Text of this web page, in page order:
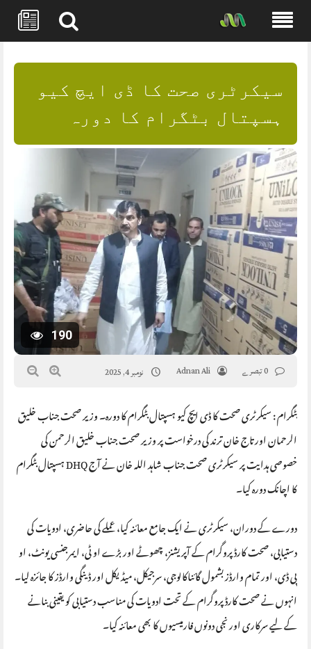
content
سیکرٹری صحت کا ڈی ایچ کیو
ہسپتال بٹگرام کا دورہ
190
Adnan Ali نومبر 4, 2025
بٹگرام : سیکرٹری صحت کا ڈی ایچ کیو ہسپتال بٹگرام کا دورہ۔ وزیر صحت جناب خلیق
الرحمان اور تاج خان ترند کی درخواست پر وزیر صحت جناب خلیق الرحمن کی
خصوصی ہدایت پر سیکرٹری صحت جناب شاہد اللہ خان نے آج DHQ ہسپتال بٹگرام
کا اچانک دورہ کیا۔
دورے کے دوران، سیکرٹری نے ایک جامع معائنہ کیا، عملے کی حاضری، ادویات کی
دستیابی، صحت کارڈ پروگرام کے آپریشنز، چھوٹے اور بڑے او ٹی، ایمرجنسی یونٹ، او
پی ڈی، اور تمام وارڈز بشمول گائناکالوجی، سرجیکل، میڈیکل اور ڈینگی وارڈز کا جائزہ لیا۔
انہوں نے صحت کارڈ پروگرام کے تحت ادویات کی مناسب دستیابی کو یقینی بنانے
کے لیے سرکاری اور نجی دونوں فارمیسیوں کا بھی معائنہ کیا۔